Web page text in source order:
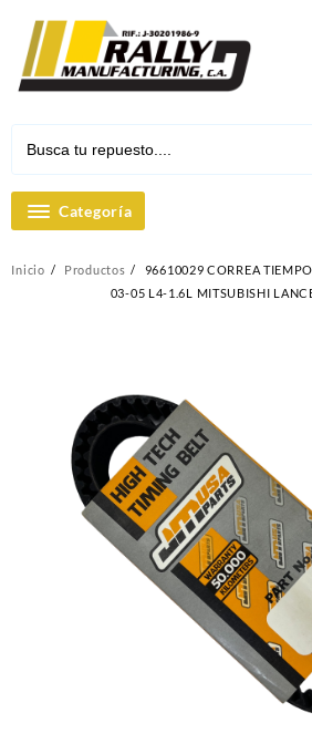
contenido
Categoría
Inicio Productos
96610029 CORREA
03-05 L4-1.6L MITSUBISHI